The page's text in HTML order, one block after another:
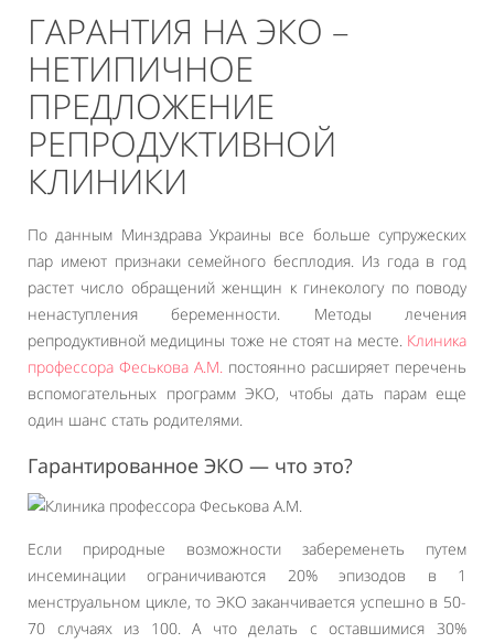
ГАРАНТИЯ НА ЭКО –
НЕТИПИЧНОЕ
ПРЕДЛОЖЕНИЕ
РЕПРОДУКТИВНОЙ
КЛИНИКИ
По данным Минздрава Украины все больше супружеских
пар имеют признаки семейного бесплодия. Из года в год
растет число обращений женщин к гинекологу по поводу
ненаступления беременности. Методы лечения
репродуктивной медицины тоже не стоят на месте. Клиника
профессора Феськова А.М. постоянно расширяет перечень
вспомогательных программ ЭКО, чтобы дать парам еще
один шанс стать родителями.
Гарантированное ЭКО — что это?
Если природные возможности забеременеть путем
инсеминации ограничиваются 20% эпизодов в 1
менструальном цикле, то ЭКО заканчивается успешно в 50-
70 случаях из 100. А что делать с оставшимися 30%